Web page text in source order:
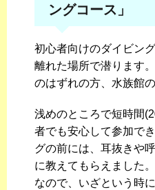
ングコース」
初心者向けのダイビン
離れた場所で潜ります
のはずれの方、水族館の
浅めのところで短時間
者でも安心して参加で
グの前には、耳抜きや
に教えてもらえました
なので、いざという時